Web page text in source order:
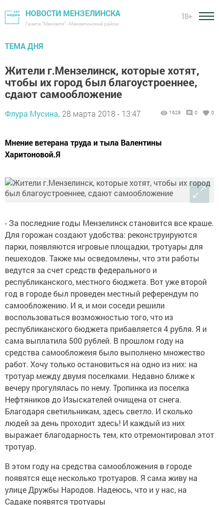
НОВОСТИ МЕНЗЕЛИНСКА
Газета "Мензеля" - Мензелинский район
18+
ТЕМА ДНЯ
Жители г.Мензелинск, которые хотят,
чтобы их город был благоустроеннее,
сдают самообложение
Флура Мусина, 28 марта 2018 - 13:47 1628 0 0
Мнение ветерана труда и тыла Валентины
Харитоновой.Я
- За последние годы Мензелинск становится все краше.
Для горожан создают удобства: реконструируются
парки, появляются игровые площадки, тротуары для
пешеходов. Также мы осведомлены, что эти работы
ведутся за счет средств федерального и
республиканского, местного бюджета. Вот уже второй
год в городе был проведен местный референдум по
самообложению. И я, и мои соседи решили
воспользоваться возможностью того, что из
республиканского бюджета прибавляется 4 рубля. Я и
сама выплатила 500 рублей. В прошлом году на
средства самообложеия было выполнено множество
работ. Хочу только остановиться на одно из них: на
тротуар между двумя поселками. Недавно ближе к
вечеру прогулялась по нему. Тропинка из поселка
Нефтяников до Изыскателей очищена от снега.
Благодаря светильникам, здесь светло. И сколько
людей за день проходит здесь! И каждый из них
выражает благодарность тем, кто отремонтировал этот
тротуар.
В этом году на средства самообложения в городе
появятся еще несколько тротуаров. Я сама живу на
улице Дружбы Народов. Надеюсь, что и у нас, на
Садаке появятся тротуары